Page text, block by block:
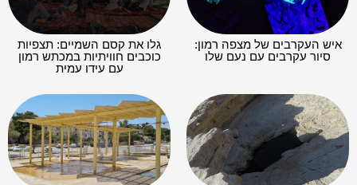
איש העקרבים של מצפה רמון:
סיור עקרבים עם נעם שלו
גלו את קסם השמיים: תצפיות
כוכבים חוויתיות במכתש רמון
עם עידו עמית